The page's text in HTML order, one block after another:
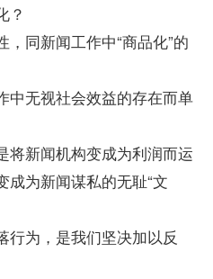
？
同新闻工作中“商品化”的
无视社会效益的存在而单
新闻机构变成为利润而运
成为新闻谋私的无耻“文
为，是我们坚决加以反